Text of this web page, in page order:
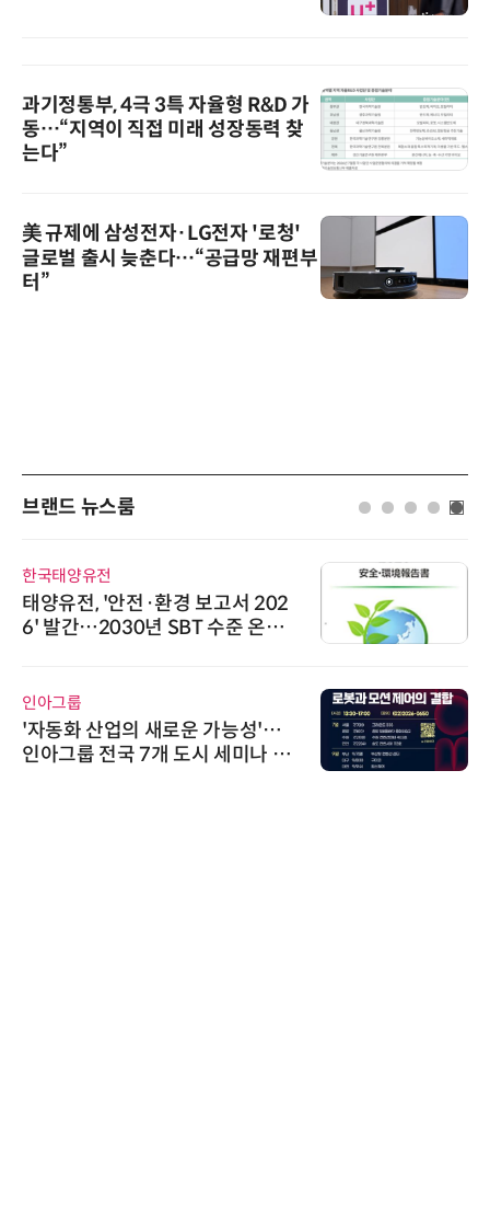
과기정통부, 4극 3특 자율형 R&D 가
동…“지역이 직접 미래 성장동력 찾
는다”
美 규제에 삼성전자·LG전자 '로청'
글로벌 출시 늦춘다…“공급망 재편부
터”
브랜드 뉴스룸
한국태양유전
태양유전, '안전·환경 보고서 202
6' 발간…2030년 SBT 수준 온실
인아그룹
'자동화 산업의 새로운 가능성'…
인아그룹 전국 7개 도시 세미나 페